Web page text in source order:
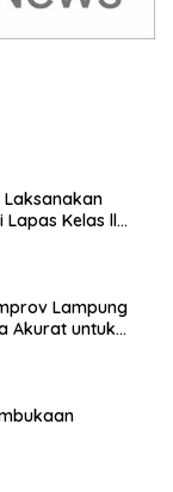
Laksanakan
Lapas Kelas ll
Lampung
Akurat untuk